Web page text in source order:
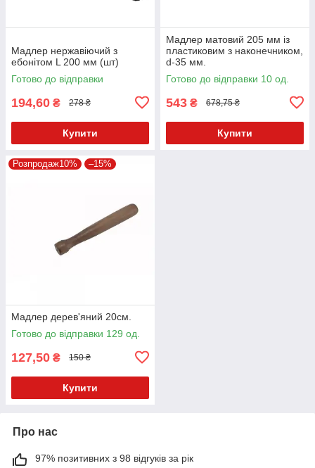
Мадлер нержавіючий з
ебонітом L 200 мм (шт)
Готово до відправки
194,60 ₴ 278 ₴
Купити
Мадлер матовий 205 мм із
пластиковим з наконечником,
d-35 мм.
Готово до відправки 10 од.
543 ₴ 678,75 ₴
Купити
Розпродаж10% –15%
Мадлер дерев'яний 20см.
Готово до відправки 129 од.
127,50 ₴ 150 ₴
Купити
Про нас
97% позитивних з 98 відгуків за рік